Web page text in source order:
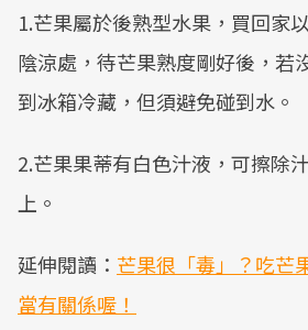
1.芒果屬於後熟型水果，買回家
陰涼處，待芒果熟度剛好後，若
到冰箱冷藏，但須避免碰到水。
2.芒果果蒂有白色汁液，可擦除
上。
延伸閱讀： 芒果很「毒」？吃芒
當有關係喔！